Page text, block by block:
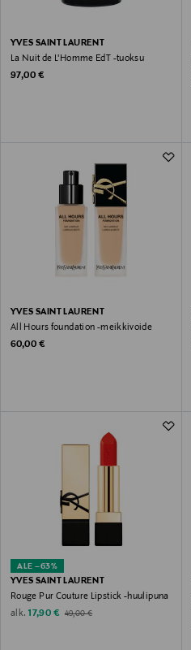
YVES SAINT LAURENT
La Nuit de L'Homme EdT -tuoksu
Original Price
97,00 €
YVES SAINT LAURENT
All Hours foundation -meikkivoide
Original Price
60,00 €
ALE –63%
YVES SAINT LAURENT
Rouge Pur Couture Lipstick -huulipuna
alk. Discounted Price
17,90 € Original Price
49,00 €